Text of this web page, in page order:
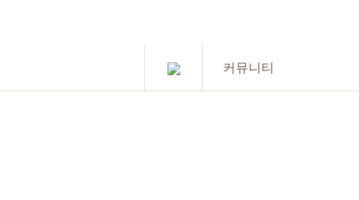
커뮤니티